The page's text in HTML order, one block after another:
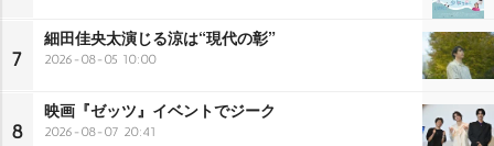
7
細田佳央太演じる涼は“現代の彰”
2026-08-05 10:00
8
映画『ゼッツ』イベントでジーク
2026-08-07 20:41